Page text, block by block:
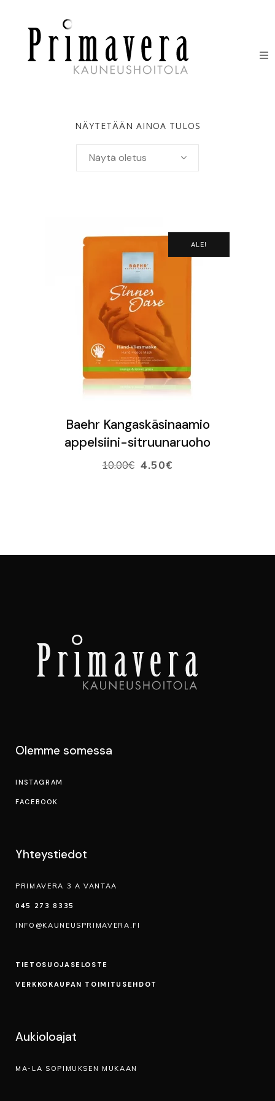
IHONHOITOTUOTTEET
YHTEYSTIEDOT
VERKKOKAUPPA
Ostoskori
NÄYTETÄÄN AINOA TULOS
Näytä oletus
ALE!
LISÄÄ OSTOSKORIIN
Baehr Kangaskäsinaamio
appelsiini-sitruunaruoho
10.00€ 4.50€
Olemme somessa
INSTAGRAM
FACEBOOK
Yhteystiedot
PRIMAVERA 3 A VANTAA
045 273 8335
INFO@KAUNEUSPRIMAVERA.FI
TIETOSUOJA­SELOSTE
VERKKOKAUPAN TOIMITUSEHDOT
Aukioloajat
MA-LA SOPIMUKSEN MUKAAN